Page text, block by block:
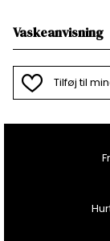
Vaskeanvisning
Tilføj til